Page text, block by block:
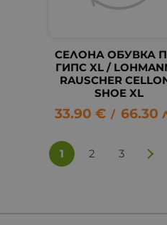
СЕЛОНА ОБУВКА
ГИПС XL /
RAUSCHER
SHOE XL
33.90 € / 66.30
1 2 3